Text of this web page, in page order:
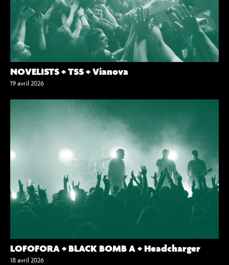
NOVELISTS + TSS + Vianova
19 avril 2026
LOFOFORA + BLACK BOMB A + Headcharger
18 avril 2026